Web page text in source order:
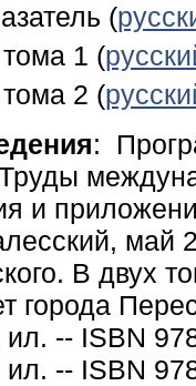
(
1 (
2 (
:
и
май
В двух
города
ил. -- ISBN
ил. -- ISBN